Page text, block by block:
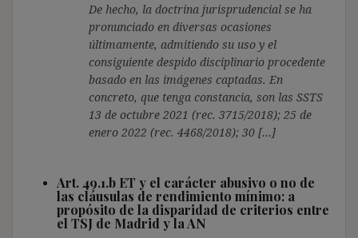
De hecho, la doctrina jurisprudencial se ha
pronunciado en diversas ocasiones
últimamente, admitiendo su uso y el
consiguiente despido disciplinario procedente
basado en las imágenes captadas. En
concreto, que tenga constancia, son las SSTS
13 de octubre 2021 (rec. 3715/2018); 25 de
enero 2022 (rec. 4468/2018); 30 […]
Art. 49.1.b ET y el carácter abusivo o no de
las cláusulas de rendimiento mínimo: a
propósito de la disparidad de criterios entre
el TSJ de Madrid y la AN